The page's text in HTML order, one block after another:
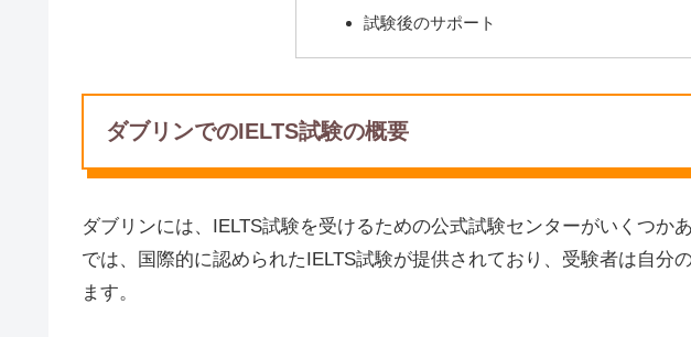
試験後のサポート
ダブリンでのIELTS試験の概要
ダブリンには、IELTS試験を受けるための公式試験センターがいくつか
では、国際的に認められたIELTS試験が提供されており、受験者は自分
ます。